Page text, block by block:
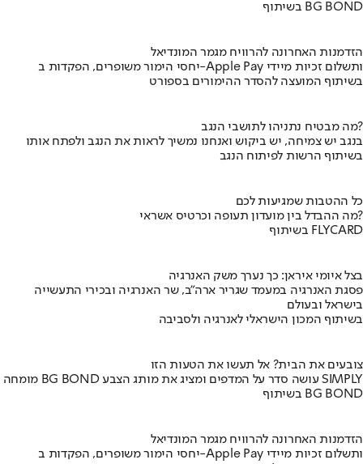
בשיתוף BG BOND
הזדמנות האחרונה להרוויח מגמר המונדיאל
יחסי הימור משופרים, הפקדות ב-Apple Pay ותשלום זכיות מיידי
בשיתוף המועצה להסדר ההימורים בספורט
מה מבטיח נתניהו לתושבי הנגב?
בנגב יש צמיחה, יש ביקוש ואנחנו נמשיך לראות את הנגב ולפתח אותו
בשיתוף הרשות לפיתוח הנגב
כל ההטבות שמגיעות לכם
מה ההבדל בין מועדון תעופה וכרטיס אשראי?
בשיתוף FLYCARD
בצל איומי איראן: כך נערך משק האנרגיה
פסגת האנרגיה במעמד שגריר ארה"ב, שר האנרגיה ובכירי התעשייה
בישראל ובעולם
בשיתוף המכון הישראלי לאנרגיה ולסביבה
צובעים את הבית? אל תעשו את הטעות הזו
מומחה BG BOND עושה סדר על המדפים ומציג את מותג הצבע SIMPLY
בשיתוף BG BOND
הזדמנות האחרונה להרוויח מגמר המונדיאל
יחסי הימור משופרים, הפקדות ב-Apple Pay ותשלום זכיות מיידי